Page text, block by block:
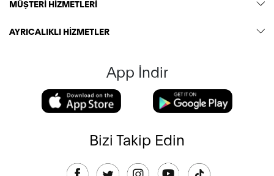
MÜŞTERİ HİZMETLERİ
AYRICALIKLI HİZMETLER
App İndir
Bizi Takip Edin